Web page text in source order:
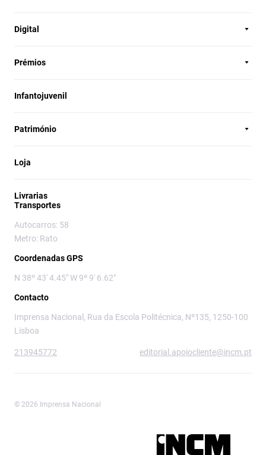
Digital
Prémios
Infantojuvenil
Património
Loja
Livrarias
Transportes
Autocarros: 58
Metro: Rato
Coordenadas GPS
N 38º 43' 4.45" W 9º 9' 6.62"
Contacto
Imprensa Nacional, Rua da Escola Politécnica, Nº135, 1250-100
Lisboa
213945772 editorial.apoiocliente@incm.pt
© 2026 Imprensa Nacional